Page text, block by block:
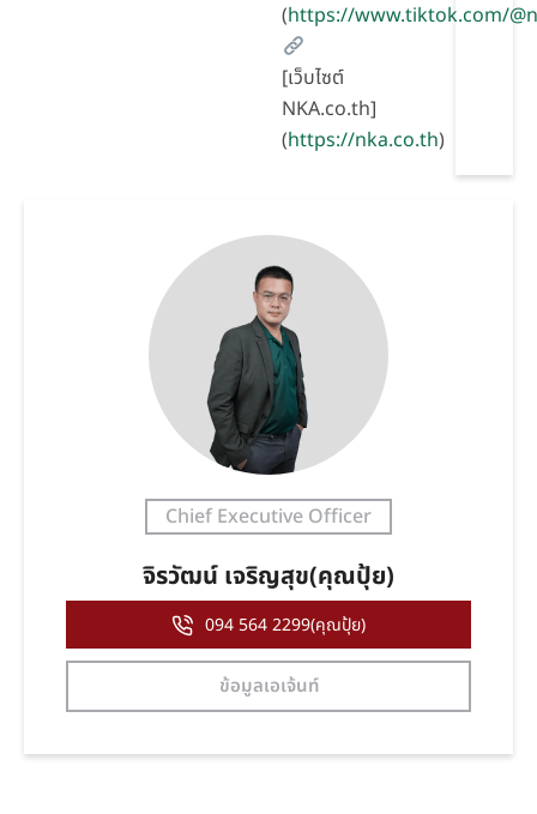
(https://www.tiktok.com/
[เว็บไซต์
NKA.co.th]
(https://nka.co.th)
Chief Executive Officer
จิรวัฒน์ เจริญสุข(คุณปุ้ย)
094 564 2299(คุณปุ้ย)
ข้อมูลเอเจ้นท์